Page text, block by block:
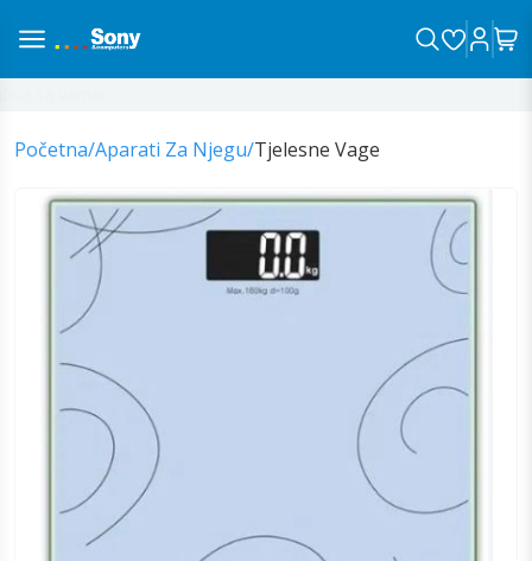
Početna/Aparati Za Njegu/Tjelesne Vage